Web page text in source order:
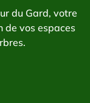
du Gard, votre
de vos espaces